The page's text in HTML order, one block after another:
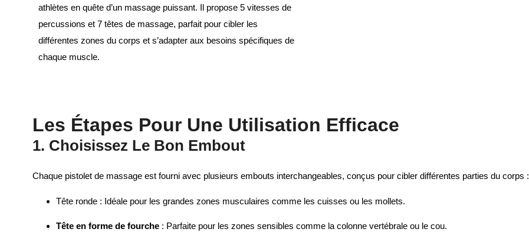
athlètes en quête d’un massage puissant. Il propose 5 vitesses de
percussions et 7 têtes de massage, parfait pour cibler les
différentes zones du corps et s’adapter aux besoins spécifiques de
chaque muscle.
Les Étapes Pour Une Utilisation Efficace
1. Choisissez Le Bon Embout
Chaque pistolet de massage est fourni avec plusieurs embouts interchangeables, conçus pour cibler différentes parties du corps :
Tête ronde : Idéale pour les grandes zones musculaires comme les cuisses ou les mollets.
Tête en forme de fourche : Parfaite pour les zones sensibles comme la colonne vertébrale ou le cou.